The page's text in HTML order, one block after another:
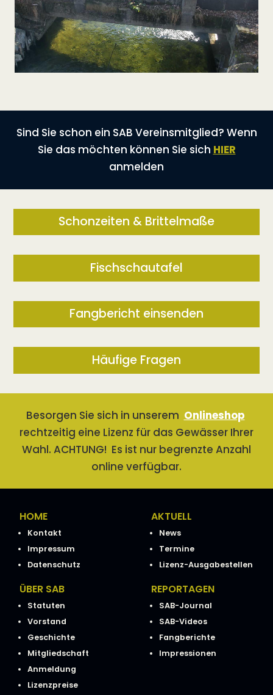
Sind Sie schon ein SAB Vereinsmitglied? Wenn
Sie das möchten können Sie sich HIER
anmelden
Schonzeiten & Brittelmaße
Fischschautafel
Fangbericht einsenden
Häufige Fragen
Besorgen Sie sich in unserem Onlineshop
rechtzeitig eine Lizenz für das Gewässer Ihrer
Wahl. ACHTUNG! Es ist nur begrenzte Anzahl
online verfügbar.
HOME
Kontakt
Impressum
Datenschutz
AKTUELL
News
Termine
Lizenz-Ausgabestellen
ÜBER SAB
Statuten
Vorstand
Geschichte
Mitgliedschaft
Anmeldung
Lizenzpreise
REPORTAGEN
SAB-Journal
SAB-Videos
Fangberichte
Impressionen